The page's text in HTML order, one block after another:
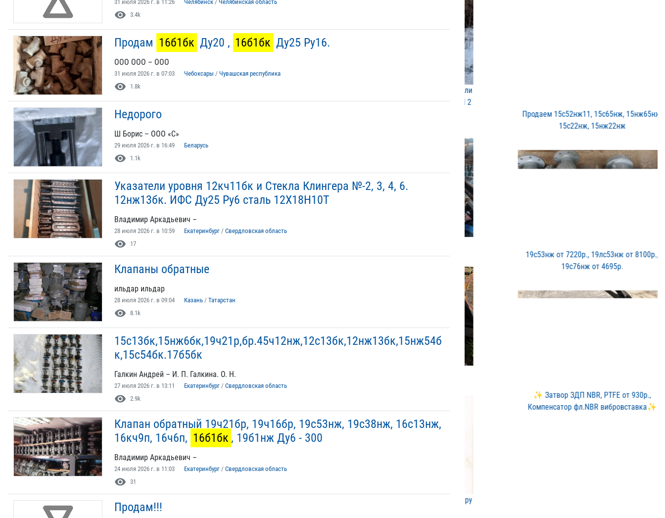
31 июля 2026 г. в 11:26 Челябинск / Челябинская область
visibility 3.4k
Продам 16б1бк Ду20 , 16б1бк Ду25 Ру16.
ООО ООО – ООО
31 июля 2026 г. в 07:03 Чебоксары / Чувашская республика
visibility 1.8k
Недорого
Ш Борис – ООО «С»
29 июля 2026 г. в 16:49 Беларусь
visibility 1.1k
Указатели уровня 12кч11бк и Стекла Клингера №-2, 3, 4, 6.
12нж13бк. ИФС Ду25 Ру6 сталь 12Х18Н10Т
Владимир Аркадьевич –
28 июля 2026 г. в 10:59 Екатеринбург / Свердловская область
visibility 17
Клапаны обратные
ильдар ильдар
28 июля 2026 г. в 09:04 Казань / Татарстан
visibility 8.1k
15с13бк,15нж6бк,19ч21р,бр.45ч12нж,12с13бк,12нж13бк,15нж54б
к,15с54бк.17б5бк
Галкин Андрей – И. П. Галкина. О. Н.
27 июля 2026 г. в 13:11 Екатеринбург / Свердловская область
visibility 2.9k
Клапан обратный 19ч21бр, 19ч16бр, 19с53нж, 19с38нж, 16с13нж,
16кч9п, 16ч6п, 16б1бк , 19б1нж Ду6 - 300
Владимир Аркадьевич –
24 июля 2026 г. в 11:03 Екатеринбург / Свердловская область
visibility 31
Продам!!!
Продаем 15с52нж11, 15с65​нж, 15нж65нж,
15с22нж, 1​5нж22нж
19с53нж от 7220р., 19лс5​3нж от 8100р.,
19с76нж о​т 4695р.
✨ Затвор ЗДП NBR, PTFE о​т 930р.,
Компенсатор фл.​NBR вибровставка✨